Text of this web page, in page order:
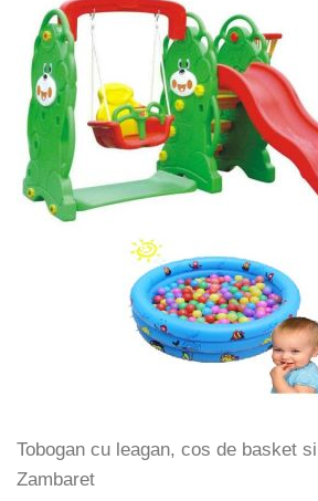
Tobogan cu leagan, cos de basket
Zambaret